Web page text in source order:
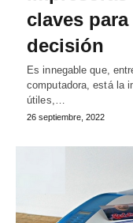
claves
decisión
Es innegable que,
computadora, está la
útiles,…
26 septiembre, 2022